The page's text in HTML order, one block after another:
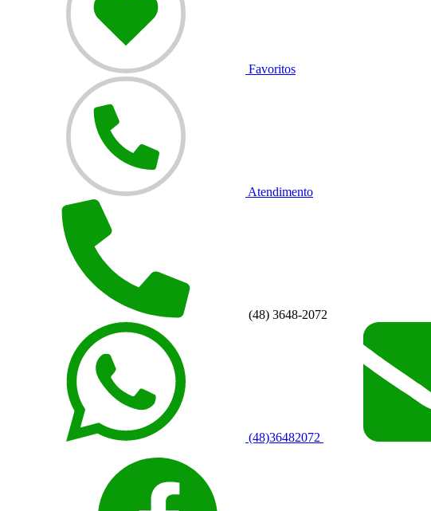
Favoritos
Atendimento
(48) 3648-2072
(48)36482072